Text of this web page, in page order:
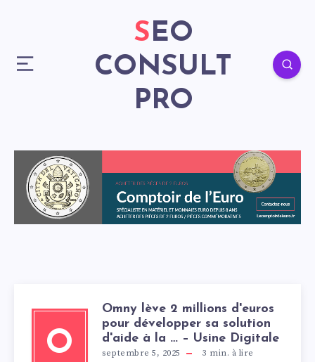
SEO
CONSULT
PRO
O
Omny lève 2 millions d'euros
pour développer sa solution
d'aide à la … – Usine Digitale
septembre 5, 2025 3 min. à lire